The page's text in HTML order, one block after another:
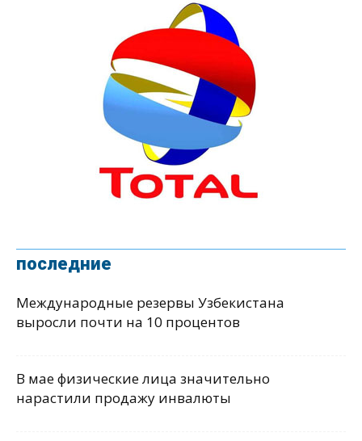
последние
Международные резервы Узбекистана
выросли почти на 10 процентов
В мае физические лица значительно
нарастили продажу инвалюты